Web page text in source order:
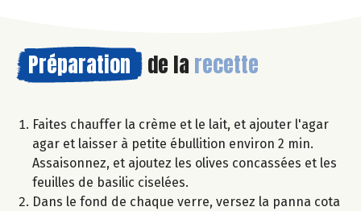
Préparation de la recette
Faites chauffer la crème et le lait, et ajouter l'agar
agar et laisser à petite ébullition environ 2 min.
Assaisonnez, et ajoutez les olives concassées et les
feuilles de basilic ciselées.
Dans le fond de chaque verre, versez la panna cota